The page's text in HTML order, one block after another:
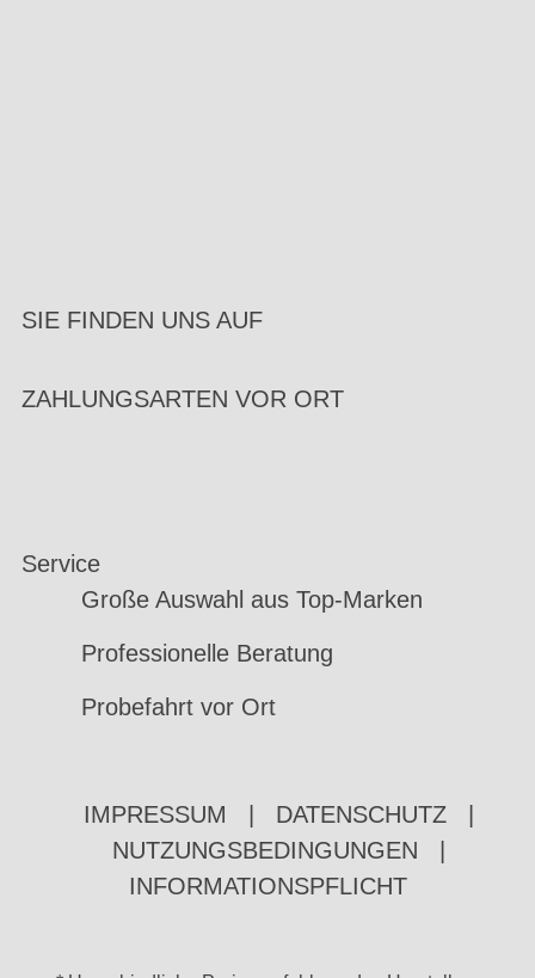
SIE FINDEN UNS AUF
ZAHLUNGSARTEN VOR ORT
Service
Große Auswahl aus Top-Marken
Professionelle Beratung
Probefahrt vor Ort
IMPRESSUM DATENSCHUTZ
NUTZUNGSBEDINGUNGEN
INFORMATIONSPFLICHT